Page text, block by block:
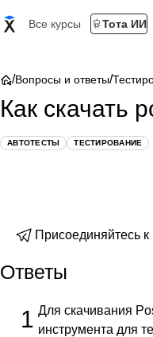
Все курсы Тота ИИ
/Вопросы и ответы/
Как скачать
АВТОТЕСТЫ ТЕСТИРОВАНИЕ
Присоединяйтесь
Ответы
1 Для скачивания
инструмента для